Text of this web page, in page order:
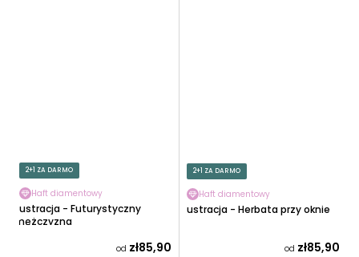
2+1 ZA DARMO
Haft diamentowy
Ilustracja - Futurystyczny
mężczyzna
od zł85,90
2+1 ZA DARMO
Haft diamentowy
Ilustracja - Herbata przy oknie
od zł85,90